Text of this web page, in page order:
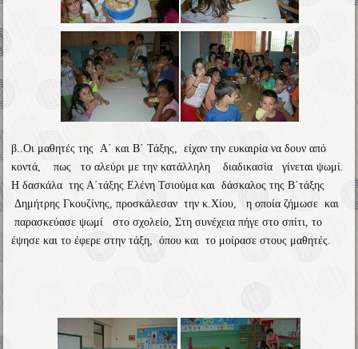
β..Οι μαθητές της Α΄ και Β΄ Τάξης, είχαν την ευκαιρία να δουν από
κοντά, πως το αλεύρι με την κατάλληλη διαδικασία γίνεται ψωμί.
Η δασκάλα της Α΄τάξης Ελένη Τσιούμα και δάσκαλος της Β΄τάξης
Δημήτρης Γκουζίνης, προσκάλεσαν την κ.Χίου, η οποία ζήμωσε και
παρασκεύασε ψωμί στο σχολείο, Στη συνέχεια πήγε στο σπίτι, το
έψησε και το έφερε στην τάξη, όπου και το μοίρασε στους μαθητές.